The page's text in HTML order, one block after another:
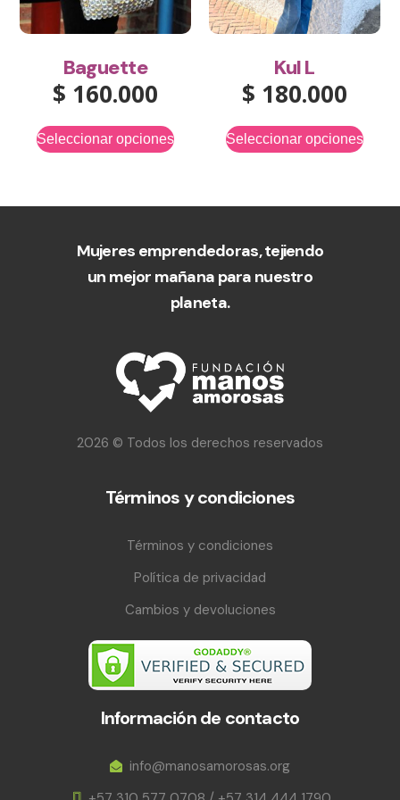
Baguette
$ 160.000
Seleccionar opciones
Kul L
$ 180.000
Seleccionar opciones
Mujeres emprendedoras, tejiendo
un mejor mañana para nuestro
planeta.
2026 © Todos los derechos reservados
Términos y condiciones
Términos y condiciones
Política de privacidad
Cambios y devoluciones
Información de contacto
info@manosamorosas.org